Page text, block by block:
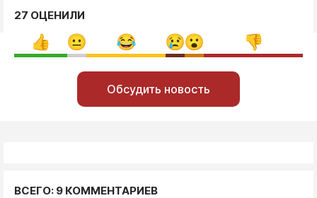
27 ОЦЕНИЛИ
Обсудить новость
ВСЕГО: 9 КОММЕНТАРИЕВ